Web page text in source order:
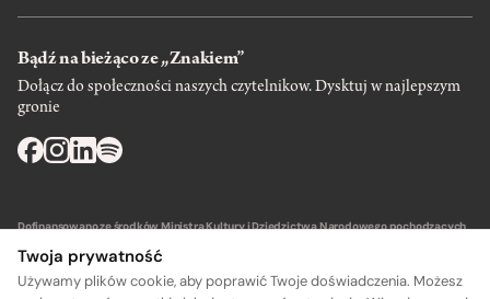
Bądź na bieżąco ze „Znakiem”
Dołącz do społeczności naszych czytelnikow. Dysktuj w najlepszym
gronie
Dofinansowano ze środków Ministra Kultury i Dziedzictwa Narodowego pochodzących
Twoja prywatność
Używamy plików cookie, aby poprawić Twoje doświadczenia. Możesz